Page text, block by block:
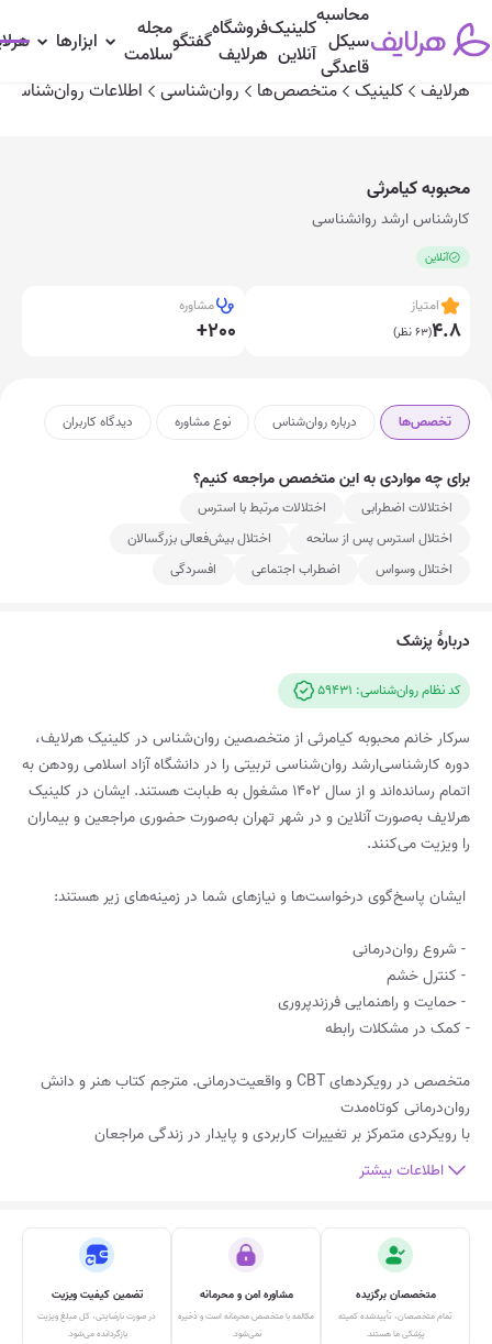
محاسبه
سیکل
قاعدگی
کلینیک
آنلاین
فروشگاه
هرلایف گفتگومجله
سلامت
ابزارها
هرلایف
کلینیک متخصص‌ها روان‌شناسی اطلاعات روان‌شناس
تخصص‌ها درباره روان‌شناس نوع مشاوره
محبوبه کیامرثی
کارشناس ارشد روانشناسی
آنلاین
امتیاز
4.8(63 نظر)
مشاوره
+200
تخصص‌ها درباره روان‌شناس نوع مشاوره دیدگاه‌ کاربران
برای چه مواردی به این متخصص مراجعه کنیم؟
اختلالات اضطرابی
اختلالات مرتبط با استرس
اختلال استرس پس از سانحه
اختلال بیش‌فعالی بزرگسالان
اختلال وسواس
اضطراب اجتماعی افسردگی
دربارۀ پزشک
کد نظام روان‌شناسی: 59431
سرکار خانم محبوبه کیامرثی از متخصصین روان‌شناس در کلینیک هرلایف،
دوره کارشناسی‌ارشد روان‌شناسی تربیتی را در دانشگاه آزاد اسلامی رودهن به
اتمام رسانده‌اند و از سال ۱۴۰۲ مشغول به طبابت هستند. ایشان در کلینیک
هرلایف به‌صورت آنلاین و در شهر تهران به‌صورت حضوری مراجعین و بیماران
متخصص در رویکردهای CBT و واقعیت‌درمانی. مترجم کتاب هنر و دانش
با رویکردی متمرکز بر تغییرات کاربردی و پایدار در زندگی مراجعان
اطلاعات بیشتر
تضمین کیفیت ویزیت
در صورت نارضایتی، کل مبلغ ویزیت
بازگردانده می‌شود.
مشاوره امن و محرمانه
مکالمه‌ با متخصص محرمانه است و ذخیره
نمی‌شود.
متخصصان برگزیده
تمام متخصصان، تأییدشده‌ کمیته
پزشکی ما هستند.